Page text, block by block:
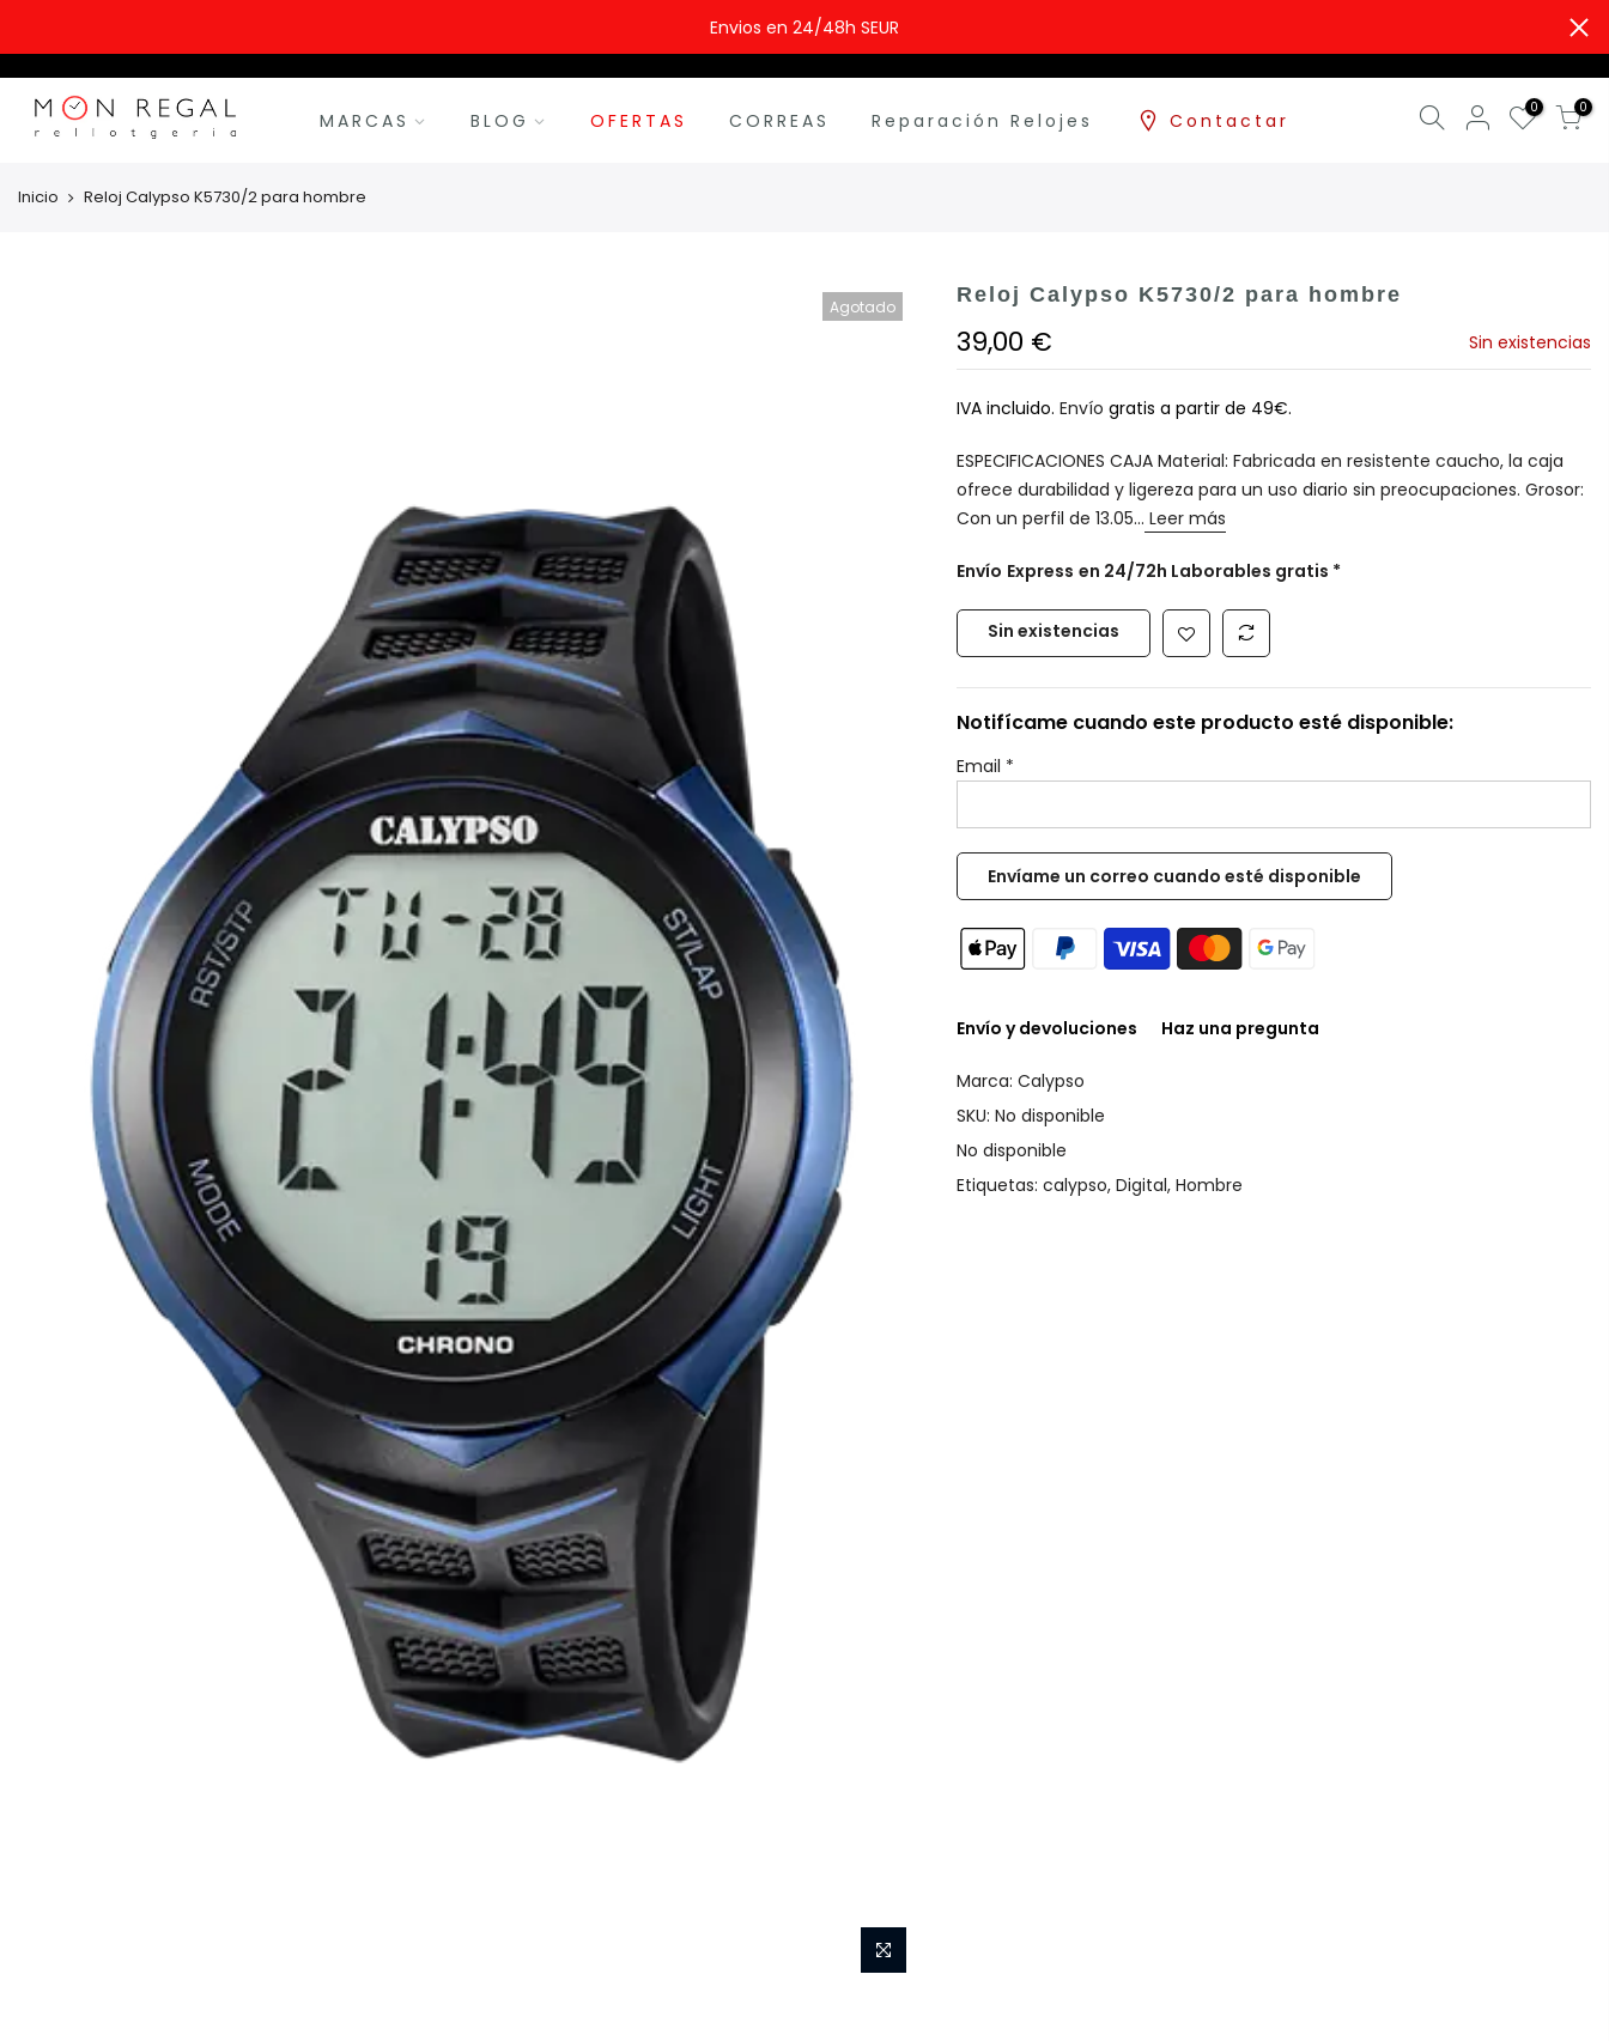
Envios en 24/48h SEUR
MARCAS BLOG OFERTAS CORREAS Reparación Relojes Contactar
0 0
Inicio Reloj Calypso K5730/2 para hombre
Agotado Reloj Calypso K5730/2 para hombre
39,00 € Sin existencias
IVA incluido. Envío gratis a partir de 49€.
ESPECIFICACIONES CAJA Material: Fabricada en resistente caucho, la caja
ofrece durabilidad y ligereza para un uso diario sin preocupaciones. Grosor:
Con un perfil de 13.05... Leer más
Envío Express en 24/72h Laborables gratis *
Sin existencias
Notifícame cuando este producto esté disponible:
Email *
Envío y devoluciones Haz una pregunta
Marca: Calypso
SKU: No disponible
No disponible
Etiquetas: calypso, Digital, Hombre